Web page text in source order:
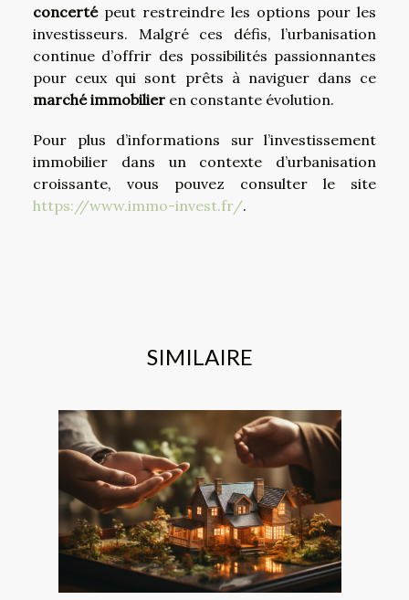
concertépeut restreindre les options pour les
investisseurs. Malgré ces défis, l’urbanisation
continue d’offrir des possibilités passionnantes
pour ceux qui sont prêts à naviguer dans ce
marché immobilier en constante évolution.
Pour plus d’informations sur l’investissement
immobilier dans un contexte d’urbanisation
croissante, vous pouvez consulter le site
https://www.immo-invest.fr/.
SIMILAIRE